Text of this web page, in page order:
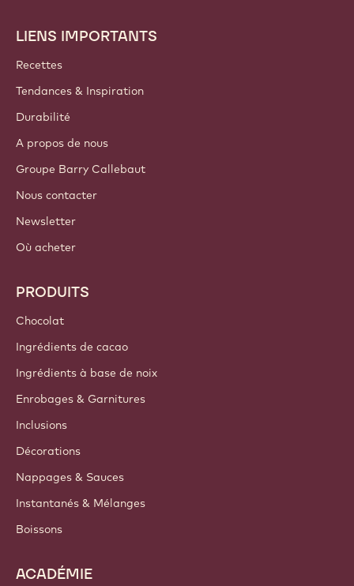
Footer
Callebaut
LIENS IMPORTANTS
Recettes
Tendances & Inspiration
Durabilité
A propos de nous
Groupe Barry Callebaut
Nous contacter
Newsletter
Où acheter
PRODUITS
Chocolat
Ingrédients de cacao
Ingrédients à base de noix
Enrobages & Garnitures
Inclusions
Décorations
Nappages & Sauces
Instantanés & Mélanges
Boissons
ACADÉMIE